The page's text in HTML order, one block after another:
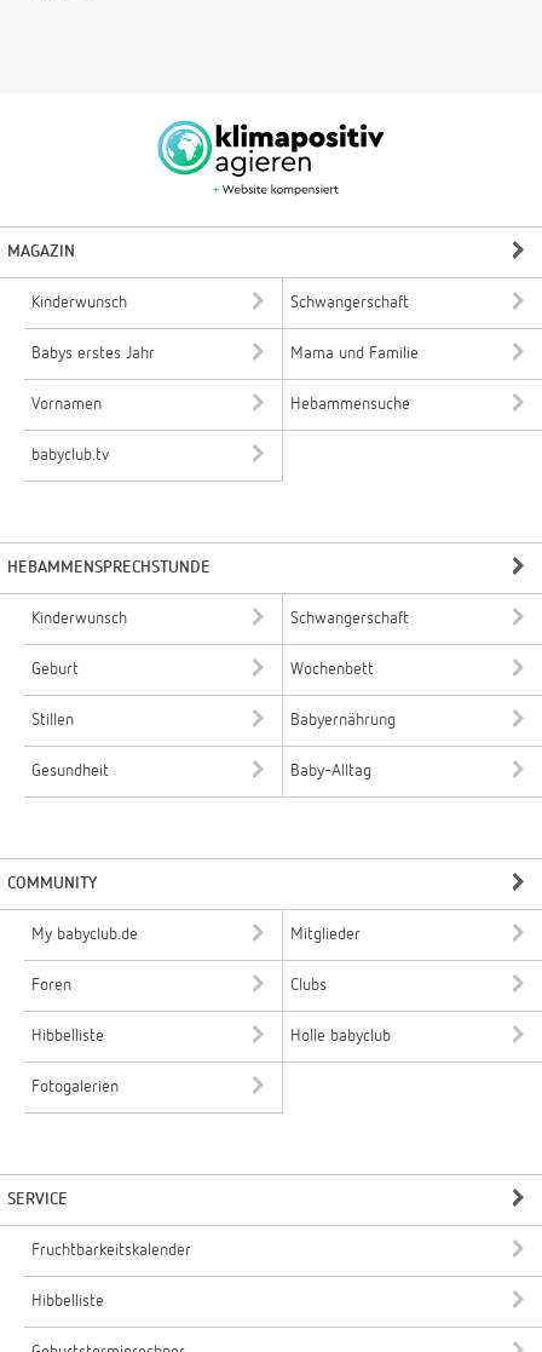
MAGAZIN
Kinderwunsch Schwangerschaft
Babys erstes Jahr Mama und Familie
Vornamen Hebammensuche
babyclub.tv
HEBAMMENSPRECHSTUNDE
Kinderwunsch Schwangerschaft
Geburt Wochenbett
Stillen Babyernährung
Gesundheit Baby-Alltag
COMMUNITY
My babyclub.de Mitglieder
Foren Clubs
Hibbelliste Holle babyclub
Fotogalerien
SERVICE
Fruchtbarkeitskalender
Hibbelliste